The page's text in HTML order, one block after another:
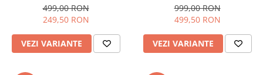
499,00 RON
249,50 RON
VEZI VARIANTE
999,00 RON
499,50 RON
VEZI VARIANTE